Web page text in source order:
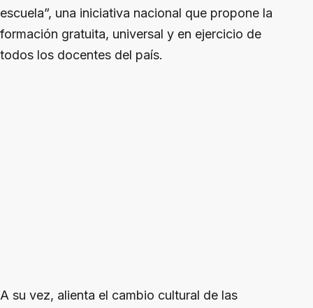
escuela”, una iniciativa nacional que propone la
formación gratuita, universal y en ejercicio de
todos los docentes del país.
A su vez, alienta el cambio cultural de las